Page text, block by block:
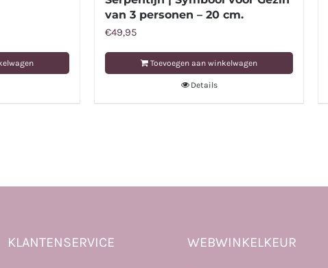
van 3 personen – 20 cm.
€49,95
Toevoegen aan winkelwagen
Details
KLANTENSERVICE WEBWINKELKEUR